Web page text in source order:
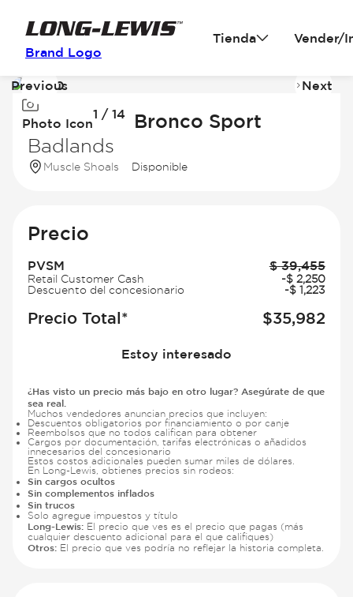
Brand Logo
Tienda Vender/
Image
of
Photo Icon
1 / 14
Previous Next
2026 Ford Bronco Sport
Badlands
Muscle Shoals Disponible
Precio
PVSM $ 39,455
Retail Customer Cash -$ 2,250
Descuento del concesionario
-$ 1,223
Precio Total* $35,982
Estoy interesado
¿Has visto un precio más bajo en otro lugar? Asegúrate de que
sea real.
Muchos vendedores anuncian precios que incluyen:
Descuentos obligatorios por financiamiento o por canje
Reembolsos que no todos califican para obtener
Cargos por documentación, tarifas electrónicas o añadidos
innecesarios del concesionario
Estos costos adicionales pueden sumar miles de dólares.
En Long-Lewis, obtienes precios sin rodeos:
Sin cargos ocultos
Sin complementos inflados
Sin trucos
Solo agregue impuestos y título
Long-Lewis: El precio que ves es el precio que pagas (más
cualquier descuento adicional para el que califiques)
Otros: El precio que ves podría no reflejar la historia completa.